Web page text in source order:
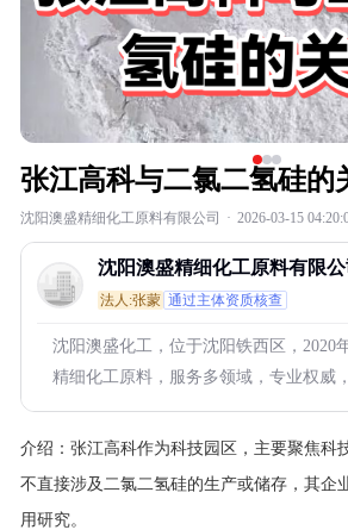
张江高科与二氯二氢硅的
沈阳澳盛精细化工原料有限公司 · 2026-03-15
沈阳澳盛精细化工原料有限公
法人:张蒙 通过主体资质核查
沈阳澳盛化工，位于沈阳铁西区，2020
精细化工原料，服务多领域，专业权威
介绍： 张江高科作为科技园区，主要聚焦科
不直接涉及二氯二氢硅的生产或储存，其企
用研究。